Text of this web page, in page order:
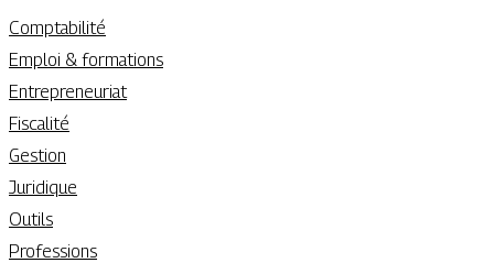
Comptabilité
Emploi & formations
Entrepreneuriat
Fiscalité
Gestion
Juridique
Outils
Professions